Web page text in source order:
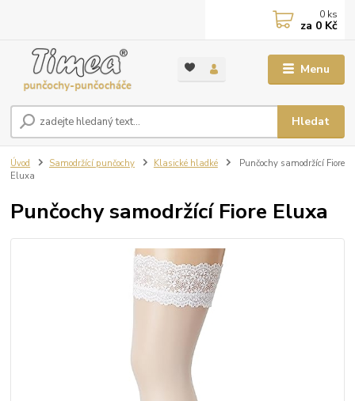
Menu
Hledat
0 ks
za 0 Kč
Úvod Samodržící punčochy Klasické hladké
Punčochy samodržící Fiore
Eluxa
Punčochy samodržící Fiore Eluxa